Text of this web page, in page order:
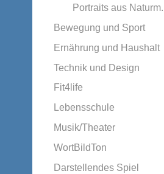
Portraits aus Naturm.
Bewegung und Sport
Ernährung und Haushalt
Technik und Design
Fit4life
Lebensschule
Musik/Theater
WortBildTon
Darstellendes Spiel